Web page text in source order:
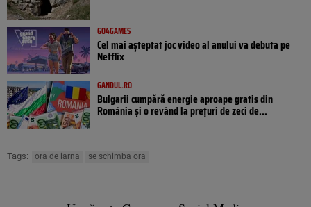
GO4GAMES
Cel mai așteptat joc video al anului va debuta pe
Netflix
GANDUL.RO
Bulgarii cumpără energie aproape gratis din
România și o revând la prețuri de zeci de...
Tags: ora de iarna se schimba ora